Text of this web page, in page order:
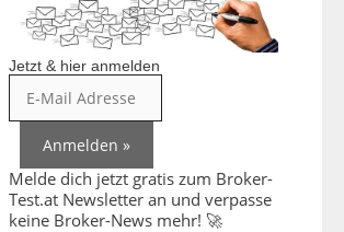
Jetzt & hier anmelden
Melde dich jetzt gratis zum Broker-
Test.at Newsletter an und verpasse
keine Broker-News mehr! 🚀